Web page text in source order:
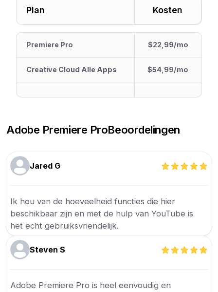
Plan Kosten
Premiere Pro $22,99/mo
Creative Cloud Alle Apps $54,99/mo
Adobe Premiere ProBeoordelingen
Jared G
Ik hou van de hoeveelheid functies die hier
beschikbaar zijn en met de hulp van YouTube is
het echt gebruiksvriendelijk.
Steven S
Adobe Premiere Pro is heel eenvoudig en